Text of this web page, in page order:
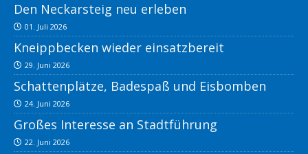
Den Neckarsteig neu erleben
01. Juli 2026
Kneippbecken wieder einsatzbereit
29. Juni 2026
Schattenplätze, Badespaß und Eisbomben
24. Juni 2026
Großes Interesse an Stadtführung
22. Juni 2026